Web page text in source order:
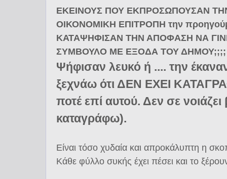
ΕΚΕΙΝΟΥΣ ΠΟΥ ΕΚΠΡΟΣΩΠΟΥΣΑΝ
ΟΙΚΟΝΟΜΙΚΗ ΕΠΙΤΡΟΠΗ την
ΚΑΤΑΨΗΦΙΣΑΝ ΤΗΝ ΑΠΟΦΑΣΗ ΝΑ
ΣΥΜΒΟΥΛΟ ΜΕ ΕΞΟΔΑ ΤΟΥ ΔΗΜΟΥ;;;;
Ψήφισαν λευκό ή .... την
ξεχνάω ότι ΔΕΝ ΕΧΕΙ
ποτέ επί αυτού. Δεν σε
καταγράφω).
Είναι τόσο χυδαία και απροκάλυπτη η
Κάθε φύλλο συκής έχει πέσει και το